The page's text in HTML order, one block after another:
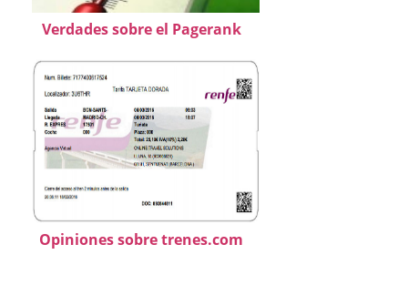
Verdades sobre el Pagerank
Opiniones sobre trenes.com